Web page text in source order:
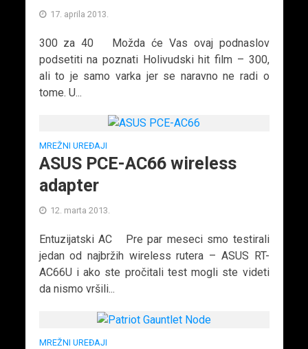
17. aprila 2013.
300 za 40 Možda će Vas ovaj podnaslov
podsetiti na poznati Holivudski hit film – 300,
ali to je samo varka jer se naravno ne radi o
tome. U...
MREŽNI UREĐAJI
ASUS PCE-AC66 wireless
adapter
12. marta 2013.
Entuzijatski AC Pre par meseci smo testirali
jedan od najbržih wireless rutera – ASUS RT-
AC66U i ako ste pročitali test mogli ste videti
da nismo vršili...
MREŽNI UREĐAJI